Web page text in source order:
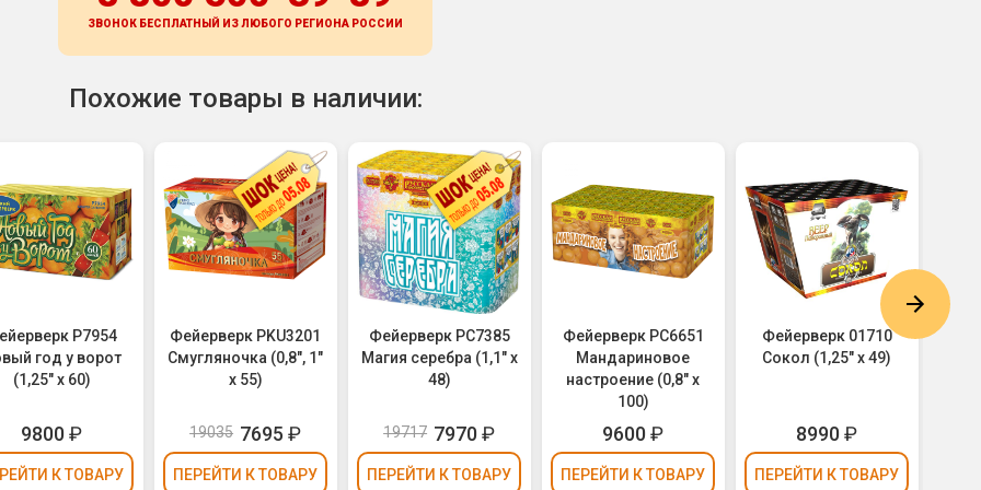
ЗВОНОК БЕСПЛАТНЫЙ ИЗ ЛЮБОГО РЕГИОНА РОССИИ
Похожие товары в наличии:
Р7954
год у ворот
(1,25" х 60)
9800₽
К ТОВАРУ
Фейерверк PKU3201
Смугляночка (0,8", 1"
х 55)
19035 7695 ₽
ПЕРЕЙТИ К ТОВАРУ
Фейерверк РС7385
Магия серебра (1,1" х
48)
19717 7970₽
ПЕРЕЙТИ К ТОВАРУ
Фейерверк РС6651
Мандариновое
настроение (0,8" х
100)
9600₽
ПЕРЕЙТИ К ТОВАРУ
Фейерверк 01710
Сокол (1,25" х 49)
8990₽
ПЕРЕЙТИ К ТОВАРУ